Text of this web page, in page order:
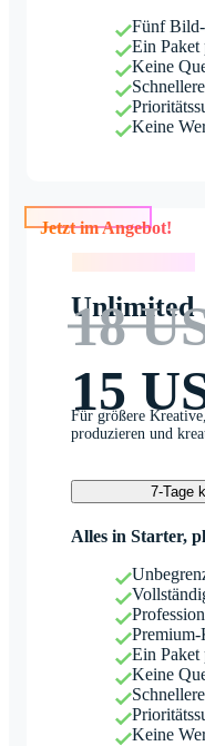
Fünf
Ein Paket
Keine
Keine
Jetzt im Angebot!
Unlimited
18
15
Für größere
produzieren und
7-Tage
Alles in Starter,
Ein Paket
Keine
Keine